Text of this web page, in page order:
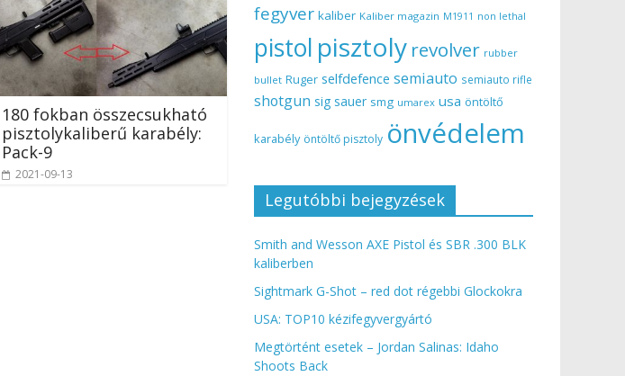
180 fokban összecsukható
pisztolykaliberű karabély:
Pack-9
2021-09-13
fegyver kaliber Kaliber magazin M1911 non lethal
pistol pisztoly revolver rubber
bullet Ruger selfdefence semiauto semiauto rifle
shotgun sig sauer smg umarex usa öntöltő
karabély öntöltő pisztoly önvédelem
Legutóbbi bejegyzések
Smith and Wesson AXE Pistol és SBR .300 BLK
kaliberben
Sightmark G-Shot – red dot régebbi Glockokra
USA: TOP10 kézifegyvergyártó
Megtörtént esetek – Jordan Salinas: Idaho
Shoots Back